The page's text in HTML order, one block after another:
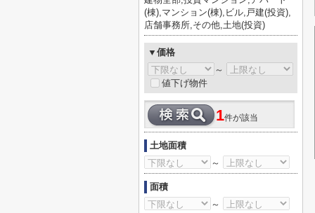
(棟),マンション(棟),ビル,戸建(投資),
店舗事務所,その他,土地(投資)
▼価格
～
値下げ物件
1件が該当
土地面積
～
面積
～